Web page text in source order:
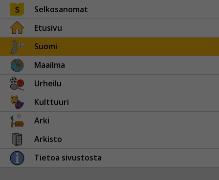
Selkosanomat
Etusivu
Suomi
Maailma
Urheilu
Kulttuuri
Arki
Arkisto
Tietoa sivustosta